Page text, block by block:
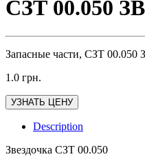
СЗТ 00.050
Запасные части, СЗТ
1.0 грн.
УЗНАТЬ ЦЕНУ
Description
Звездочка СЗТ 00.050